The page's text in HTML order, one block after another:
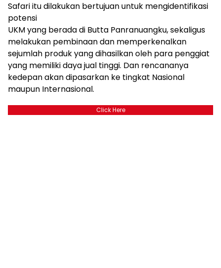
Safari itu dilakukan bertujuan untuk mengidentifikasi
potensi
UKM yang berada di Butta Panranuangku, sekaligus
melakukan pembinaan dan memperkenalkan
sejumlah produk yang dihasilkan oleh para penggiat
yang memiliki daya jual tinggi. Dan rencananya
kedepan akan dipasarkan ke tingkat Nasional
maupun Internasional.
Click Here